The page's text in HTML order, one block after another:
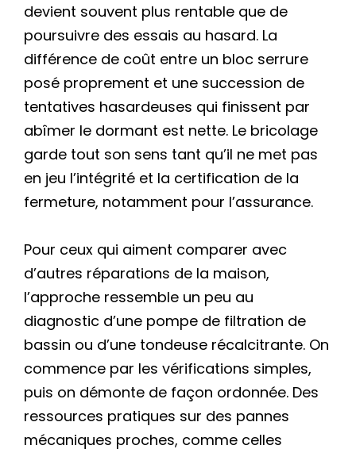
devient souvent plus rentable que de
poursuivre des essais au hasard. La
différence de coût entre un bloc serrure
posé proprement et une succession de
tentatives hasardeuses qui finissent par
abîmer le dormant est nette. Le bricolage
garde tout son sens tant qu’il ne met pas
en jeu l’intégrité et la certification de la
fermeture, notamment pour l’assurance.
Pour ceux qui aiment comparer avec
d’autres réparations de la maison,
l’approche ressemble un peu au
diagnostic d’une pompe de filtration de
bassin ou d’une tondeuse récalcitrante. On
commence par les vérifications simples,
puis on démonte de façon ordonnée. Des
ressources pratiques sur des pannes
mécaniques proches, comme celles